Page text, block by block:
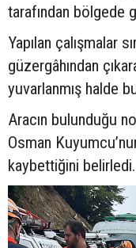
tarafından bölgede
Yapılan çalışmalar
güzergâhından
yuvarlanmış halde
Aracın bulunduğu
Osman
kaybettiğini belirledi.